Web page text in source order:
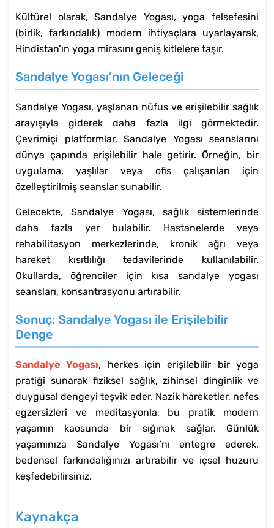
Kültürel olarak, Sandalye Yogası, yoga felsefesini
(birlik, farkındalık) modern ihtiyaçlara uyarlayarak,
Hindistan’ın yoga mirasını geniş kitlelere taşır.
Sandalye Yogası’nın Geleceği
Sandalye Yogası, yaşlanan nüfus ve erişilebilir sağlık
arayışıyla giderek daha fazla ilgi görmektedir.
Çevrimiçi platformlar, Sandalye Yogası seanslarını
dünya çapında erişilebilir hale getirir. Örneğin, bir
uygulama, yaşlılar veya ofis çalışanları için
özelleştirilmiş seanslar sunabilir.
Gelecekte, Sandalye Yogası, sağlık sistemlerinde
daha fazla yer bulabilir. Hastanelerde veya
rehabilitasyon merkezlerinde, kronik ağrı veya
hareket kısıtlılığı tedavilerinde kullanılabilir.
Okullarda, öğrenciler için kısa sandalye yogası
seansları, konsantrasyonu artırabilir.
Sonuç: Sandalye Yogası ile Erişilebilir
Denge
Sandalye Yogası, herkes için erişilebilir bir yoga
pratiği sunarak fiziksel sağlık, zihinsel dinginlik ve
duygusal dengeyi teşvik eder. Nazik hareketler, nefes
egzersizleri ve meditasyonla, bu pratik modern
yaşamın kaosunda bir sığınak sağlar. Günlük
yaşamınıza Sandalye Yogası’nı entegre ederek,
bedensel farkındalığınızı artırabilir ve içsel huzuru
keşfedebilirsiniz.
Kaynakça